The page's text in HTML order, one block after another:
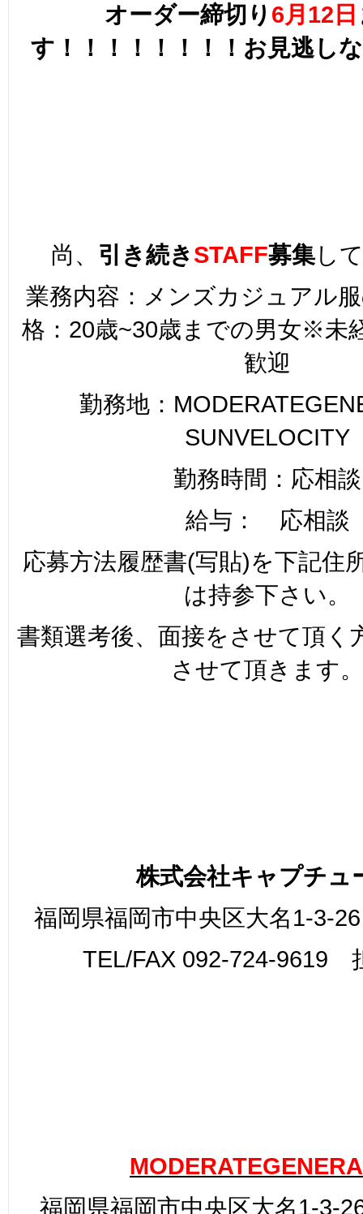
オーダー締切り 6月12日
す！！！！！！！！お見逃し
尚、 引き続きSTAFF募集し
業務内容：メンズカジュアル
格：20歳~30歳までの男女※未
歓迎
勤務地：
SUNVELOCITY
勤務時間：応相談
給与： 応相談
応募方法履歴書(写貼)を下記住
は持参下さい。
書類選考後、面接をさせて頂く
させて頂きます。
株式会社キャプチュ
福岡県福岡市中央区大名1-3-
TEL/FAX 092-724-9619
福岡県福岡市中央区大名1-3-